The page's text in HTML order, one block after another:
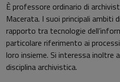
È professore ordinario di
Macerata. I suoi principali ambiti
rapporto tra tecnologie
particolare riferimento ai
loro insieme. Si interessa inoltre
disciplina archivistica.